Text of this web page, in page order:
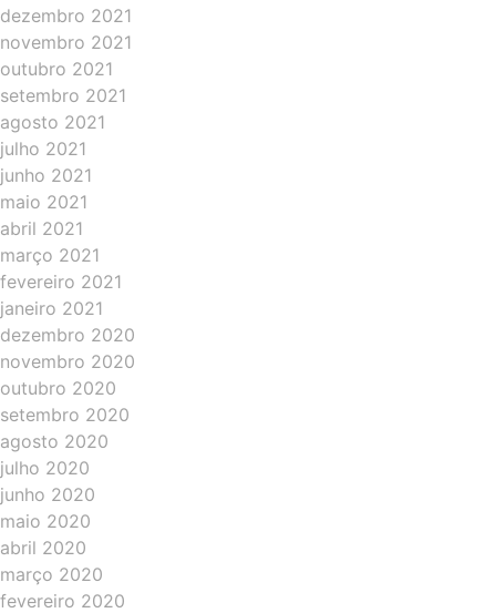
dezembro 2021
novembro 2021
outubro 2021
setembro 2021
agosto 2021
julho 2021
junho 2021
maio 2021
abril 2021
março 2021
fevereiro 2021
janeiro 2021
dezembro 2020
novembro 2020
outubro 2020
setembro 2020
agosto 2020
julho 2020
junho 2020
maio 2020
abril 2020
março 2020
fevereiro 2020